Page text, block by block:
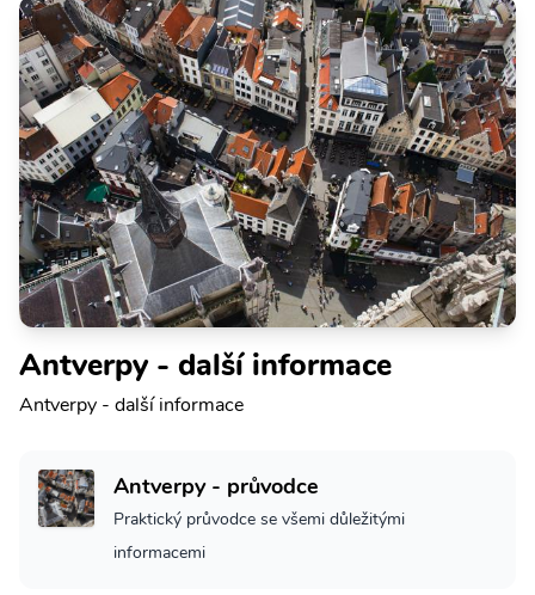
Antverpy - další informace
Antverpy - další informace
Antverpy - průvodce
Praktický průvodce se všemi důležitými
informacemi